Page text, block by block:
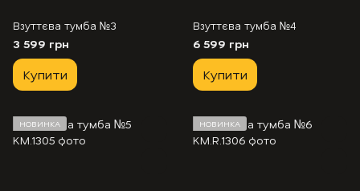
Взуттєва тумба №3
3 599 грн
Купити
Взуттєва тумба №4
6 599 грн
Купити
НОВИНКА НОВИНКА